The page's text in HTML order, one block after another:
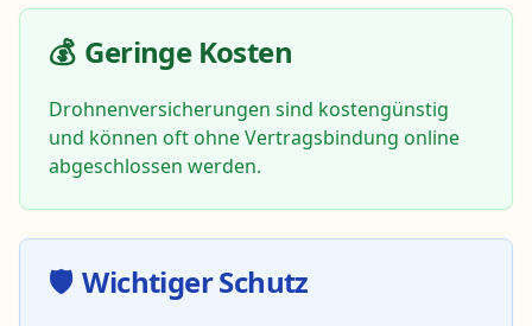
💰 Geringe Kosten
Drohnenversicherungen sind kostengünstig
und können oft ohne Vertragsbindung online
abgeschlossen werden.
🛡️ Wichtiger Schutz